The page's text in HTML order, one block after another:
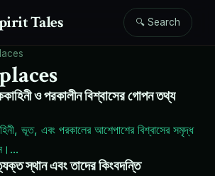
Tales 🔍 Search
ও পরকালীন বিশ্বাসের গোপন তথ্য
ভূত, এবং পরকালের আশেপাশের বিশ্বাসের সমৃদ্ধ
...
স্থান এবং তাদের কিংবদন্তি